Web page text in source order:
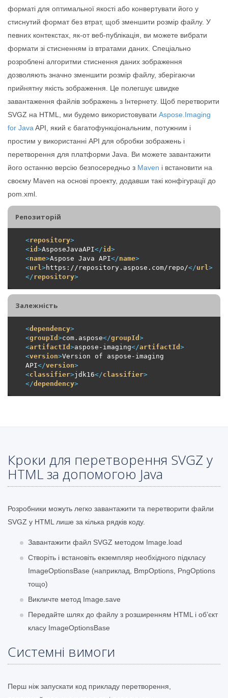
форматі для оптимальної якості або конвертувати його у
стиснутий формат без втрат, щоб зменшити розмір файлу. У
певних контекстах, як-от веб-публікація, ви можете вибрати
формати зі стисненням із втратами даних. Спеціально
розроблені алгоритми стиснення даних зображення
дозволяють значно зменшити розмір файлу, зберігаючи
прийнятну якість зображення. Це полегшує швидке
завантаження файлів зображень з Інтернету. Щоб перетворити
SVGZ на HTML, ми будемо використовувати Aspose.Imaging
for Java API, який є багатофункціональним, потужним і
простим у використанні API для обробки зображень і
перетворення для платформи Java. Ви можете завантажити
його останню версію безпосередньо з Maven і встановити на
своєму Maven на основі проекту, додавши такі конфігурації до
pom.xml.
Репозиторiй
<repository>
<id >AsposeJavaAPI</id >
<name>Aspose Java API</name>
<url >https://repository.aspose.com/repo/</url >
</repository>
Залежність
<dependency>
<groupId >com.aspose</groupId >
<artifactId >aspose-imaging</artifactId >
<version>Version of aspose-imaging
API</version>
<classifier>jdk16</classifier>
</dependency>
Кроки для перетворення SVGZ у
HTML за допомогою Java
Розробники можуть легко завантажити та перетворити файли
SVGZ у HTML лише за кілька рядків коду.
Завантажити файл SVGZ методом Image.load
Створіть і встановіть екземпляр необхідного підкласу
ImageOptionsBase (наприклад, BmpOptions, PngOptions
тощо)
Викличте метод Image.save
Передайте шлях до файлу з розширенням HTML і об’єкт
класу ImageOptionsBase
Системні вимоги
Перш ніж запускати код прикладу перетворення,